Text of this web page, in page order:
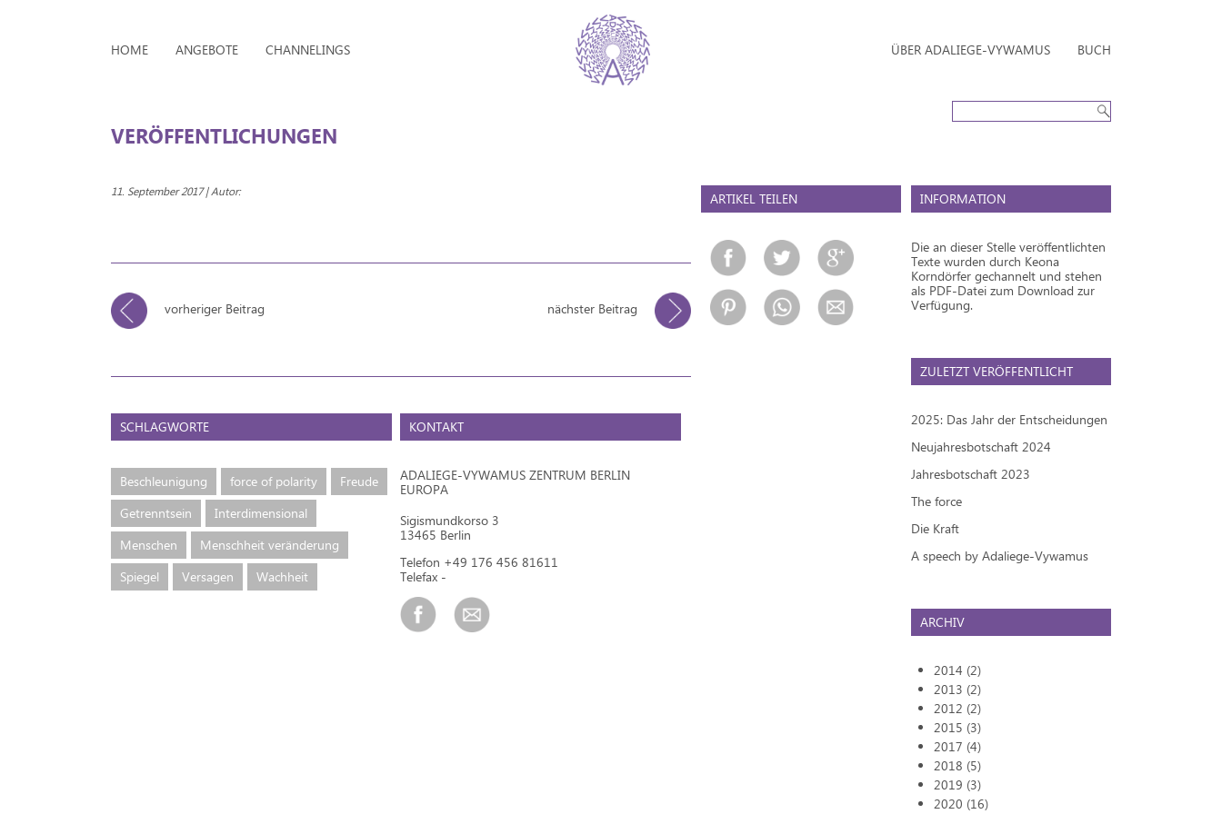
HOME ANGEBOTE CHANNELINGS ÜBER ADALIEGE-VYWAMUS BUCH
VERÖFFENTLICHUNGEN
11. September 2017 | Autor:
vorheriger Beitrag nächster Beitrag
SCHLAGWORTE
Beschleunigung force of polarity
Freude
Getrenntsein
Interdimensional
Menschen
Menschheit veränderung
Spiegel
Versagen Wachheit
KONTAKT
ADALIEGE-VYWAMUS ZENTRUM BERLIN
EUROPA
Sigismundkorso 3
13465 Berlin
Telefon +49 176 456 81611
Telefax -
ARTIKEL TEILEN INFORMATION
Die an dieser Stelle veröffentlichten
Texte wurden durch Keona
Korndörfer gechannelt und stehen
als PDF-Datei zum Download zur
Verfügung.
ZULETZT VERÖFFENTLICHT
2025: Das Jahr der Entscheidungen
Neujahresbotschaft 2024
Jahresbotschaft 2023
The force
Die Kraft
A speech by Adaliege-Vywamus
ARCHIV
2014 (2)
2013 (2)
2012 (2)
2015 (3)
2017 (4)
2018 (5)
2019 (3)
2020 (16)